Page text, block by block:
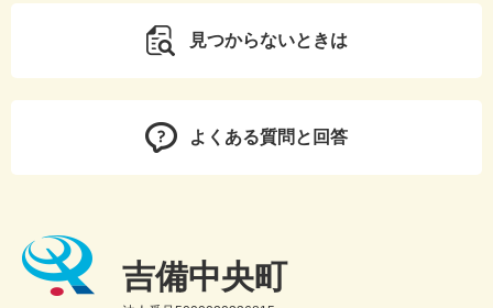
見つからないときは
よくある質問と回答
吉備中央町